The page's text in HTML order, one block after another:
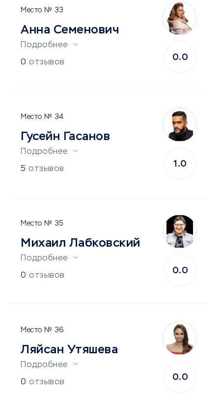
33
Анна Семенович
Подробнее
0 отзывов
0.0
34
Гусейн Гасанов
Подробнее
5 отзывов
1.0
35
Михаил Лабковский
Подробнее
0 отзывов
0.0
36
Ляйсан Утяшева
Подробнее
0 отзывов
0.0